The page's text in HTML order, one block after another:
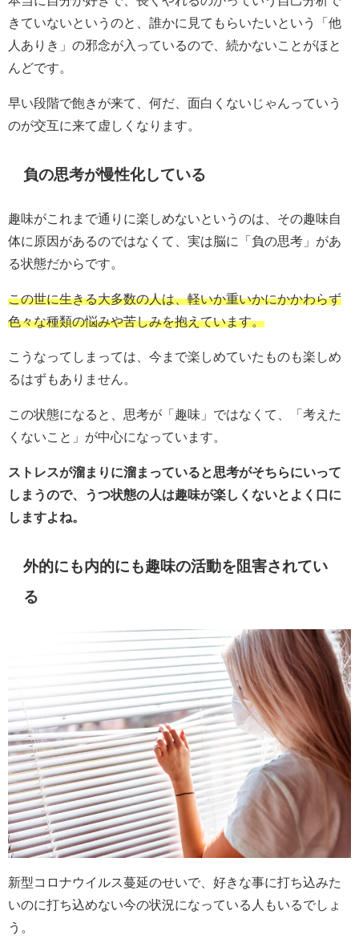
きていないというのと、誰かに見てもらいたいという「他
人ありき」の邪念が入っているので、続かないことがほと
んどです。
早い段階で飽きが来て、何だ、面白くないじゃんっていう
のが交互に来て虚しくなります。
負の思考が慢性化している
趣味がこれまで通りに楽しめないというのは、その趣味自
体に原因があるのではなくて、実は脳に「負の思考」があ
る状態だからです。
この世に生きる大多数の人は、軽いか重いかにかかわらず
色々な種類の悩みや苦しみを抱えています。
こうなってしまっては、今まで楽しめていたものも楽しめ
るはずもありません。
この状態になると、思考が「趣味」ではなくて、「考えた
くないこと」が中心になっています。
ストレスが溜まりに溜まっていると思考がそちらにいって
しまうので、うつ状態の人は趣味が楽しくないとよく口に
しますよね。
外的にも内的にも趣味の活動を阻害されてい
る
新型コロナウイルス蔓延のせいで、好きな事に打ち込みた
いのに打ち込めない今の状況になっている人もいるでしょ
う。